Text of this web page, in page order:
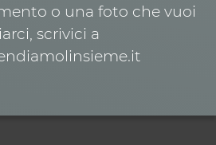
o una foto che vuoi
scrivici a